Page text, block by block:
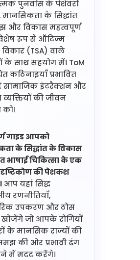
पुनर्वास के पेशेवरों
के सिद्धांत
और विकास महत्वपूर्ण
रूप से ऑटिज्म
विकार (TSA) वाले
के साथ सहयोग में। ToM
कठिनाइयाँ प्रभावित
सामाजिक इंटरैक्शन और
व्यक्तियों की जीवन
को।
गाइड आपको
के सिद्धांत के विकास
भाषाई चिकित्सा के एक
की पेशकश
आप यहां सिद्ध
रणनीतियाँ,
उपकरण और ठोस
जो आपके रोगियों
के मानसिक राज्यों की
की ओर प्रभावी ढंग
में मदद करेंगे।